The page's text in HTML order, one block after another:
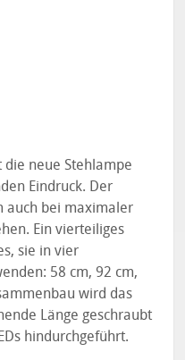
die neue Stehlampe
Eindruck. Der
auch bei maximaler
Ein vierteiliges
sie in vier
58 cm, 92 cm,
wird das
Länge geschraubt
hindurchgeführt.